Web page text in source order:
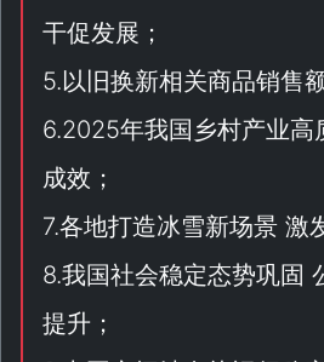
干促发展；
5.以旧换新相关商品销售
6.2025年我国乡村产业高
成效；
7.各地打造冰雪新场景 激
8.我国社会稳定态势巩固
提升；